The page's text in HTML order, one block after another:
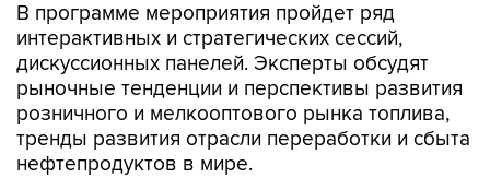
В программе мероприятия пройдет ряд
интерактивных и стратегических сессий,
дискуссионных панелей. Эксперты обсудят
рыночные тенденции и перспективы развития
розничного и мелкооптового рынка топлива,
тренды развития отрасли переработки и сбыта
нефтепродуктов в мире.